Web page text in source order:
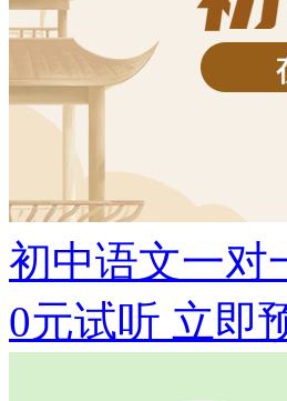
初中语文一对
0元试听 立即